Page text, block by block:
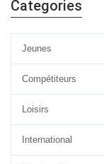
Categories
Jeunes
Compétiteurs
Loisirs
International